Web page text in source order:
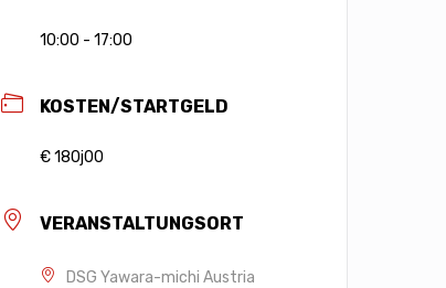
10:00 - 17:00
KOSTEN/STARTGELD
€ 180j00
VERANSTALTUNGSORT
DSG Yawara-michi Austria